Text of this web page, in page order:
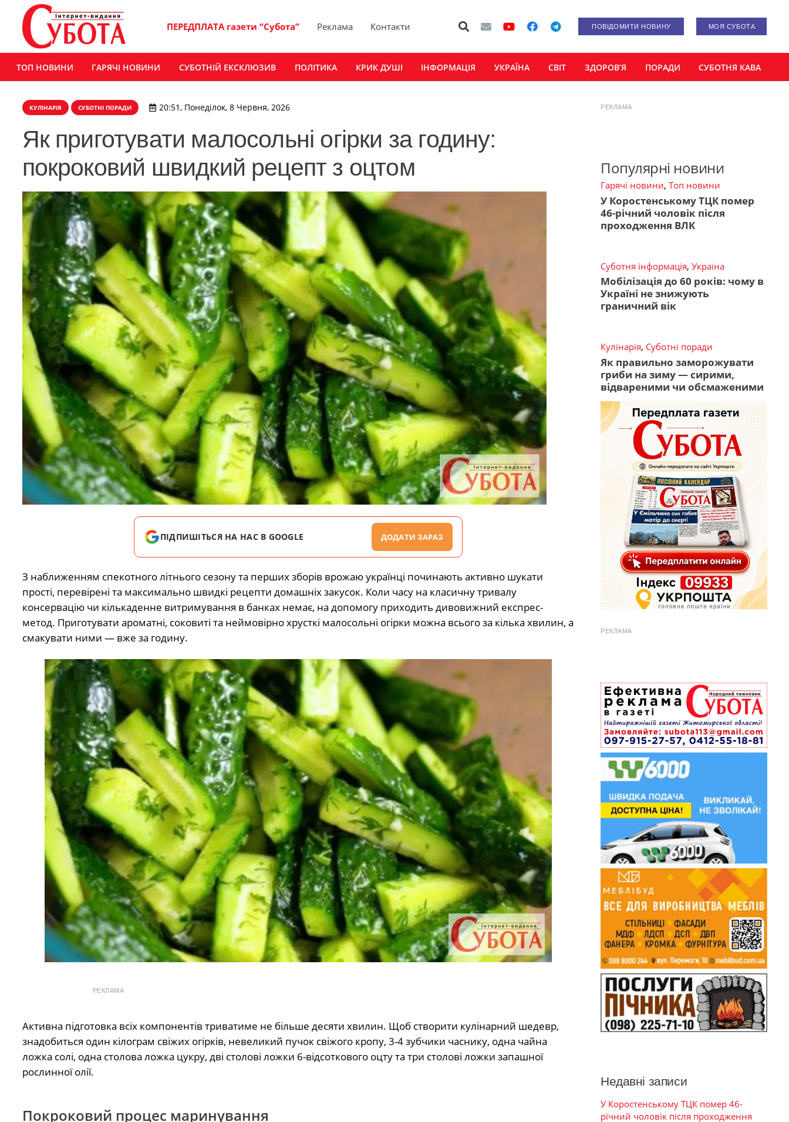
ПЕРЕДПЛАТА газети “Субота” Реклама Контакти ПОВІДОМИТИ НОВИНУ МОЯ СУБОТА
ТОП НОВИНИ ГАРЯЧІ НОВИНИ СУБОТНІЙ ЕКСКЛЮЗИВ ПОЛІТИКА КРИК ДУШІ ІНФОРМАЦІЯ УКРАЇНА СВІТ ЗДОРОВ’Я ПОРАДИ СУБОТНЯ КАВА
КУЛІНАРІЯ СУБОТНІ ПОРАДИ 20:51, Понеділок, 8 Червня, 2026
Як приготувати малосольні огірки за годину:
покроковий швидкий рецепт з оцтом
ПІДПИШІТЬСЯ НА НАС В GOOGLE ДОДАТИ ЗАРАЗ
З наближенням спекотного літнього сезону та перших зборів врожаю українці починають активно шукати
прості, перевірені та максимально швидкі рецепти домашніх закусок. Коли часу на класичну тривалу
консервацію чи кількаденне витримування в банках немає, на допомогу приходить дивовижний експрес-
метод. Приготувати ароматні, соковиті та неймовірно хрусткі малосольні огірки можна всього за кілька хвилин, а
смакувати ними — вже за годину.
РЕКЛАМА
Активна підготовка всіх компонентів триватиме не більше десяти хвилин. Щоб створити кулінарний шедевр,
знадобиться один кілограм свіжих огірків, невеликий пучок свіжого кропу, 3-4 зубчики часнику, одна чайна
ложка солі, одна столова ложка цукру, дві столові ложки 6-відсоткового оцту та три столові ложки запашної
рослинної олії.
Покроковий процес маринування
РЕКЛАМА
Популярні новини
Гарячі новини, Топ новини
У Коростенському ТЦК помер
46-річний чоловік після
проходження ВЛК
Суботня інформація, Україна
Мобілізація до 60 років: чому в
Україні не знижують
граничний вік
Кулінарія, Суботні поради
Як правильно заморожувати
гриби на зиму — сирими,
відвареними чи обсмаженими
РЕКЛАМА
Недавні записи
У Коростенському ТЦК помер 46-
річний чоловік після проходження